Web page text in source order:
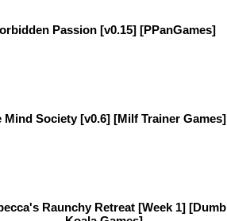
Passion [v0.15] [PPanGames]
Mind Society [v0.6] [Milf Trainer Games]
Raunchy Retreat [Week 1] [Dumb